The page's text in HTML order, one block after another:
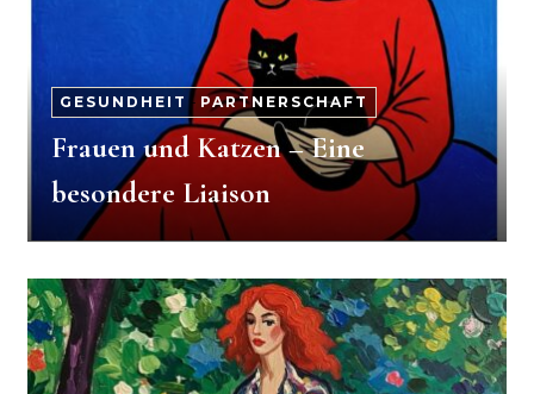
GESUNDHEIT - PARTNERSCHAFT
Frauen und Katzen – Eine
besondere Liaison